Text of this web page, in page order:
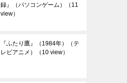
録』（パソコンゲーム）
（11
view）
『ふたり鷹』（1984年）（テ
レビアニメ）
（10 view）